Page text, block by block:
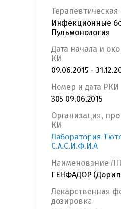
Терапевтическая
Инфекционные
Пульмонология
Дата начала и
КИ
09.06.2015 -
Номер и дата РКИ
305 09.06.2015
Организация,
КИ
Лаборатория
С.А.С.И.Ф.И.А
Наименование ЛП
ГЕНФАДОР
Лекарственная
дозировка